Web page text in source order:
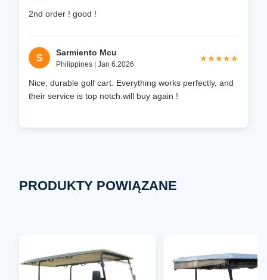
2nd order ! good !
S
Sarmiento Mcu
Philippines | Jan 6.2026
★★★★★
★★★★★
Nice, durable golf cart. Everything works perfectly, and
their service is top notch.will buy again !
PRODUKTY POWIĄZANE